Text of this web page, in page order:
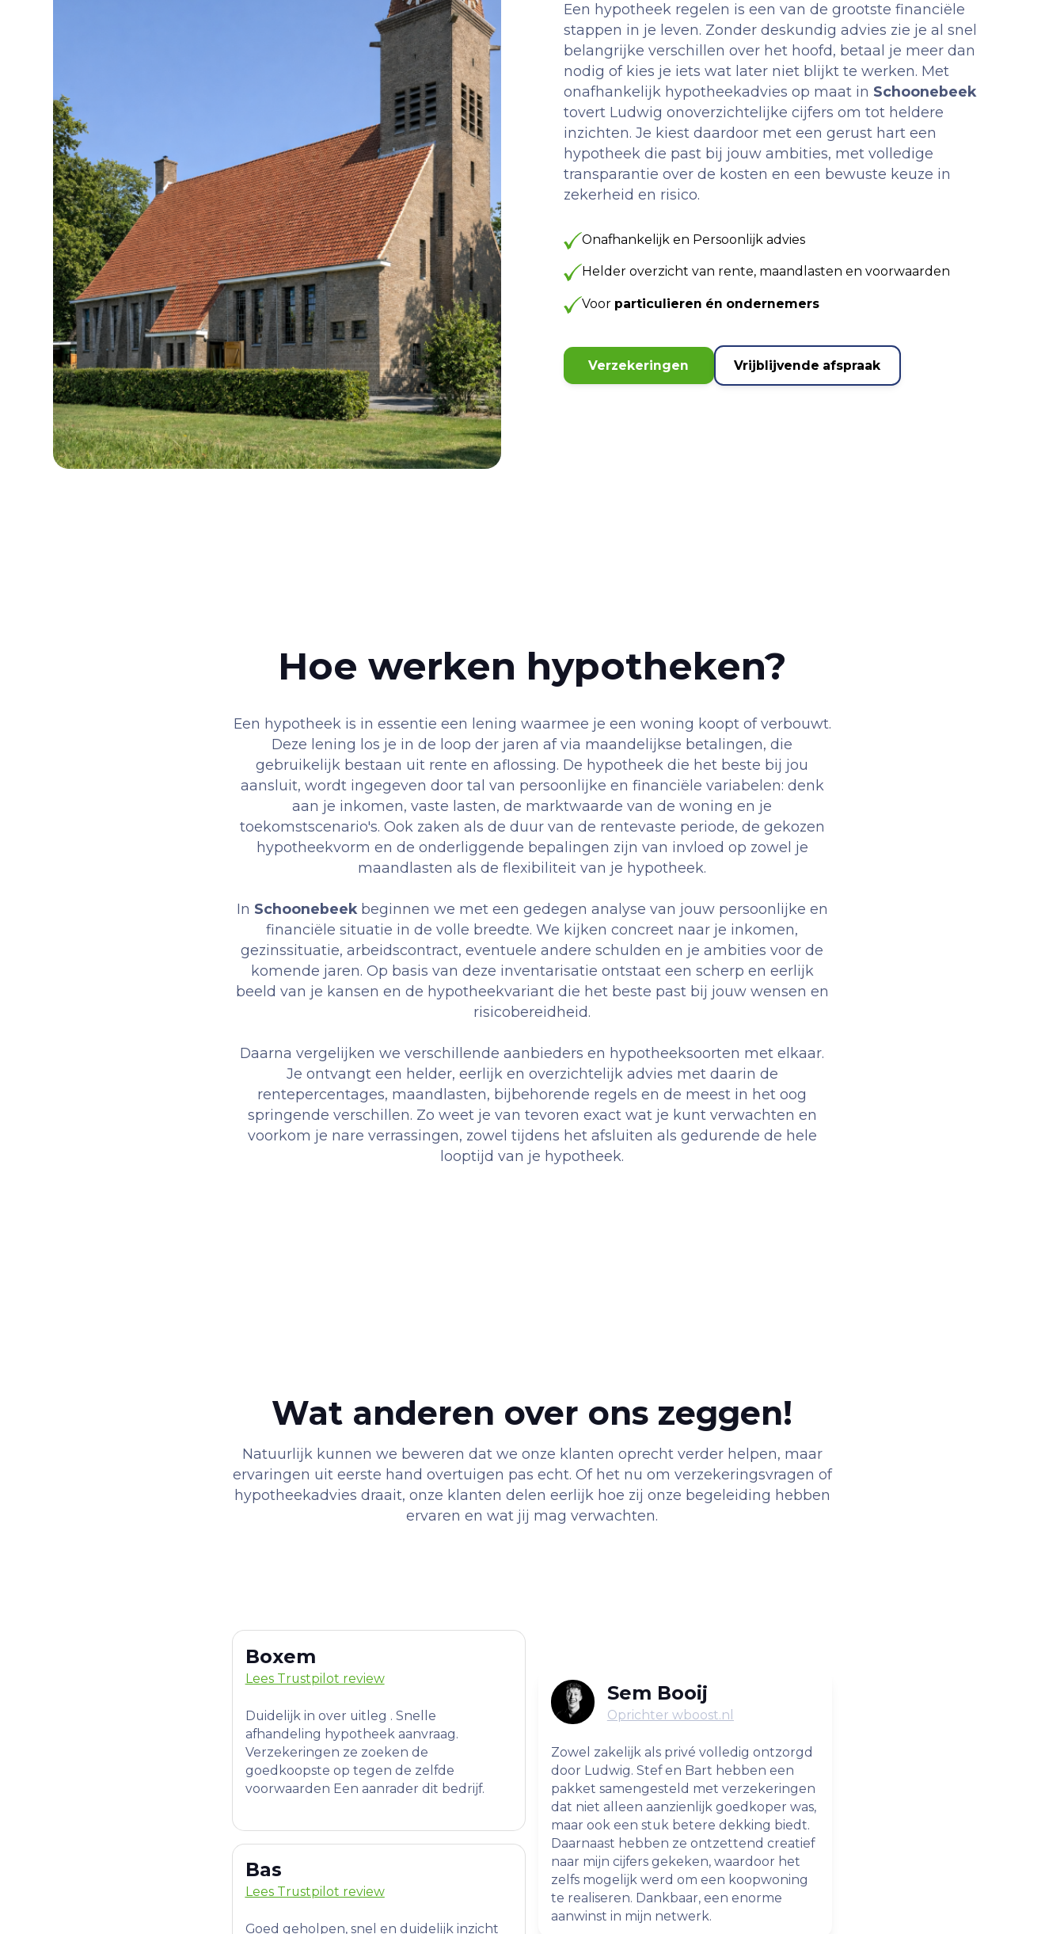
Een hypotheek regelen is een van de grootste financiële
stappen in je leven. Zonder deskundig advies zie je al snel
belangrijke verschillen over het hoofd, betaal je meer dan
nodig of kies je iets wat later niet blijkt te werken. Met
onafhankelijk hypotheekadvies op maat in Schoonebeek
tovert Ludwig onoverzichtelijke cijfers om tot heldere
inzichten. Je kiest daardoor met een gerust hart een
hypotheek die past bij jouw ambities, met volledige
transparantie over de kosten en een bewuste keuze in
zekerheid en risico.
Onafhankelijk en Persoonlijk advies
Helder overzicht van rente, maandlasten en voorwaarden
Voor particulieren én ondernemers
Verzekeringen Vrijblijvende afspraak
Hoe werken hypotheken?
Een hypotheek is in essentie een lening waarmee je een woning koopt of verbouwt.
Deze lening los je in de loop der jaren af via maandelijkse betalingen, die
gebruikelijk bestaan uit rente en aflossing. De hypotheek die het beste bij jou
aansluit, wordt ingegeven door tal van persoonlijke en financiële variabelen: denk
aan je inkomen, vaste lasten, de marktwaarde van de woning en je
toekomstscenario's. Ook zaken als de duur van de rentevaste periode, de gekozen
hypotheekvorm en de onderliggende bepalingen zijn van invloed op zowel je
maandlasten als de flexibiliteit van je hypotheek.
In Schoonebeekbeginnen we met een gedegen analyse van jouw persoonlijke en
financiële situatie in de volle breedte. We kijken concreet naar je inkomen,
gezinssituatie, arbeidscontract, eventuele andere schulden en je ambities voor de
komende jaren. Op basis van deze inventarisatie ontstaat een scherp en eerlijk
beeld van je kansen en de hypotheekvariant die het beste past bij jouw wensen en
risicobereidheid.
Daarna vergelijken we verschillende aanbieders en hypotheeksoorten met elkaar.
Je ontvangt een helder, eerlijk en overzichtelijk advies met daarin de
rentepercentages, maandlasten, bijbehorende regels en de meest in het oog
springende verschillen. Zo weet je van tevoren exact wat je kunt verwachten en
voorkom je nare verrassingen, zowel tijdens het afsluiten als gedurende de hele
looptijd van je hypotheek.
Wat anderen over ons zeggen!
Natuurlijk kunnen we beweren dat we onze klanten oprecht verder helpen, maar
ervaringen uit eerste hand overtuigen pas echt. Of het nu om verzekeringsvragen of
hypotheekadvies draait, onze klanten delen eerlijk hoe zij onze begeleiding hebben
ervaren en wat jij mag verwachten.
Boxem
Lees Trustpilot review
Duidelijk in over uitleg . Snelle
afhandeling hypotheek aanvraag.
Verzekeringen ze zoeken de
goedkoopste op tegen de zelfde
voorwaarden Een aanrader dit bedrijf.
Sem Booij
Oprichter wboost.nl
Zowel zakelijk als privé volledig ontzorgd
door Ludwig. Stef en Bart hebben een
pakket samengesteld met verzekeringen
dat niet alleen aanzienlijk goedkoper was,
maar ook een stuk betere dekking biedt.
Daarnaast hebben ze ontzettend creatief
naar mijn cijfers gekeken, waardoor het
zelfs mogelijk werd om een koopwoning
te realiseren. Dankbaar, een enorme
aanwinst in mijn netwerk.
Bas
Lees Trustpilot review
Goed geholpen, snel en duidelijk inzicht